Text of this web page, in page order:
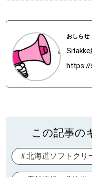
おしらせ
https://
この記事の
北海道ソフトクリ